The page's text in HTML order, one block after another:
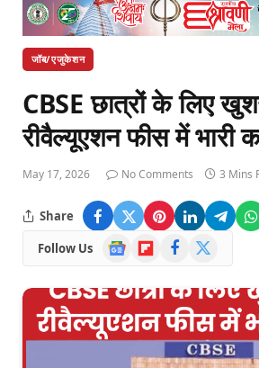
जॉब/एजुकेशन
CBSE छात्रों के लिए
रीवैल्यूएशन फीस में भारी
May 17, 2026 No Comments 3 Mins
Share
Follow Us
Google
News
FlipboardFacebook